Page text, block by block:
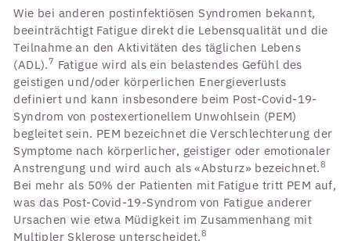
Wie bei anderen postinfektiösen Syndromen bekannt,
beeinträchtigt Fatigue direkt die Lebensqualität und die
Teilnahme an den Aktivitäten des täglichen Lebens
(ADL).7 Fatigue wird als ein belastendes Gefühl des
geistigen und/oder körperlichen Energieverlusts
definiert und kann insbesondere beim Post-Covid-19-
Syndrom von postexertionellem Unwohlsein (PEM)
begleitet sein. PEM bezeichnet die Verschlechterung der
Symptome nach körperlicher, geistiger oder emotionaler
Anstrengung und wird auch als «Absturz» bezeichnet.8
Bei mehr als 50% der Patienten mit Fatigue tritt PEM auf,
was das Post-Covid-19-Syndrom von Fatigue anderer
Ursachen wie etwa Müdigkeit im Zusammenhang mit
Multipler Sklerose unterscheidet.8